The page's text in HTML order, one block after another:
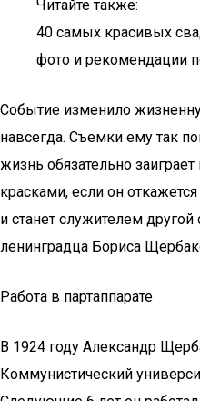
Читайте также:
40 самых красивых
фото и рекомендации
Событие изменило
навсегда. Съемки ему так
жизнь обязательно
красками, если он
и станет служителем
ленинградца Бориса
Работа в партаппарате
В 1924 году Александр
Коммунистический